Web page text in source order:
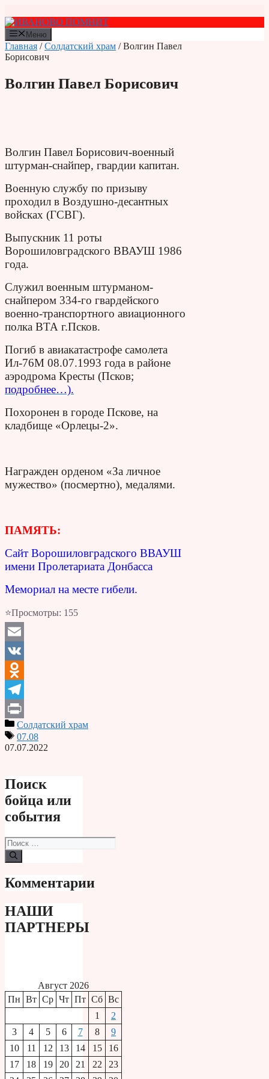
к
содержимому
Меню
Главная /Солдатский храм / Волгин Павел
Борисович
Волгин Павел Борисович
Волгин Павел Борисович-военный
штурман-снайпер, гвардии капитан.
Военную службу по призыву
проходил в Воздушно-десантных
войсках (ГСВГ).
Выпускник 11 роты
Ворошиловградского ВВАУШ 1986
года.
Служил военным штурманом-
снайпером 334-го гвардейского
военно-транспортного авиационного
полка ВТА г.Псков.
Погиб в авиакатастрофе самолета
Ил-76М 08.07.1993 года в районе
аэродрома Кресты (Псков;
подробнее…).
Похоронен в городе Пскове, на
кладбище «Орлецы-2».
Награжден орденом «За личное
мужество» (посмертно), медалями.
ПАМЯТЬ:
Сайт Ворошиловградского ВВАУШ
имени Пролетариата Донбасса
Мемориал на месте гибели.
⭐Просмотры: 155
Email
VK
Odnoklassniki
Telegram
PrintСолдатский храм
07.08
07.07.2022
Поиск
бойца или
события
Поиск:
Комментарии
НАШИ
ПАРТНЕРЫ
Август 2026
Пн Вт Ср Чт Пт Сб Вс
1
2
3
4 5 6 7 8
9
10
11 12 13 14 15
16
17
18 19 20 21 22
23